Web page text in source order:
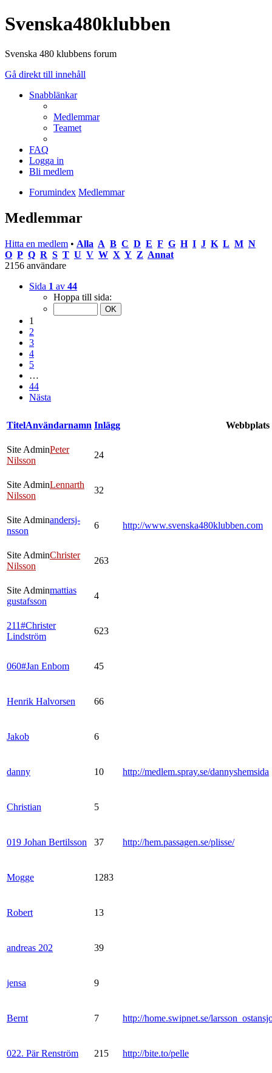
Svenska480klubben
Svenska 480 klubbens forum
Gå direkt till innehåll
Snabblänkar
Medlemmar
Teamet
FAQ
Logga in
Bli medlem
Forumindex Medlemmar
Medlemmar
Hitta en medlem • Alla A B C D E F G H I J K L M N
O P Q R S T U V W X Y Z Annat
2156 användare
Sida 1 av 44
Hoppa till sida:
1
2
3
4
5
…
44
Nästa
TitelAnvändarnamn Inlägg Webbplats
Site AdminPeter
Nilsson
24
Site AdminLennarth
Nilsson
32
Site Adminandersj-
nsson
6 http://www.svenska480klubben.com
Site AdminChrister
Nilsson
263
Site Adminmattias
gustafsson
4
211#Christer
Lindström
623
060#Jan Enbom 45
Henrik Halvorsen 66
Jakob 6
danny 10 http://medlem.spray.se/dannyshemsida
Christian 5
019 Johan Bertilsson 37 http://hem.passagen.se/plisse/
Mogge 1283
Robert 13
andreas 202 39
jensa 9
Bernt 7 http://home.swipnet.se/
022. Pär Renström 215 http://bite.to/pelle